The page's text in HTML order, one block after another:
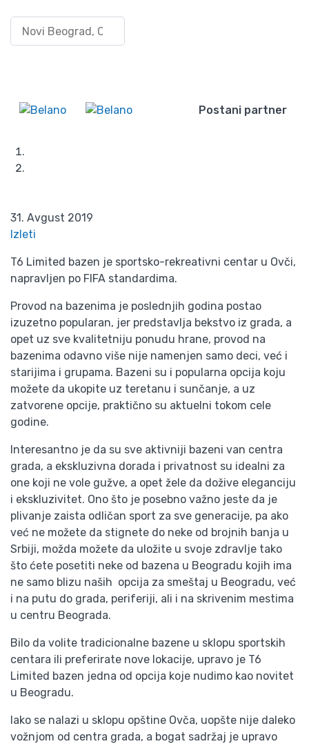
Postani partner
T6 Limited bazen:
Osveženje za sve
goste
31. Avgust 2019
Izleti
T6 Limited bazen je sportsko-rekreativni centar u Ovči,
napravljen po FIFA standardima.
Provod na bazenima je poslednjih godina postao
izuzetno popularan, jer predstavlja bekstvo iz grada, a
opet uz sve kvalitetniju ponudu hrane, provod na
bazenima odavno više nije namenjen samo deci, već i
starijima i grupama. Bazeni su i popularna opcija koju
možete da ukopite uz teretanu i sunčanje, a uz
zatvorene opcije, praktično su aktuelni tokom cele
godine.
Interesantno je da su sve aktivniji bazeni van centra
grada, a ekskluzivna dorada i privatnost su idealni za
one koji ne vole gužve, a opet žele da dožive eleganciju
i ekskluzivitet. Ono što je posebno važno jeste da je
plivanje zaista odličan sport za sve generacije, pa ako
već ne možete da stignete do neke od brojnih banja u
Srbiji, možda možete da uložite u svoje zdravlje tako
što ćete posetiti neke od bazena u Beogradu kojih ima
ne samo blizu naših opcija za smeštaj u Beogradu, već
i na putu do grada, periferiji, ali i na skrivenim mestima
u centru Beograda.
Bilo da volite tradicionalne bazene u sklopu sportskih
centara ili preferirate nove lokacije, upravo je T6
Limited bazen jedna od opcija koje nudimo kao novitet
u Beogradu.
Iako se nalazi u sklopu opštine Ovča, uopšte nije daleko
vožnjom od centra grada, a bogat sadržaj je upravo